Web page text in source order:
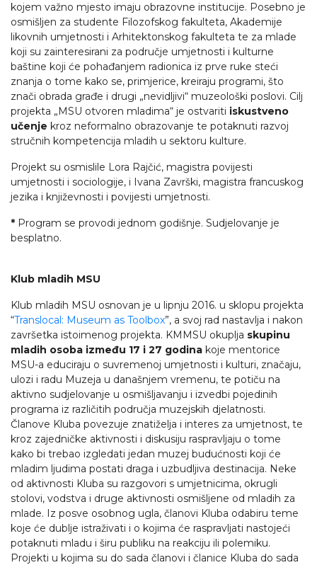
kojem važno mjesto imaju obrazovne institucije. Posebno je
osmišljen za studente Filozofskog fakulteta, Akademije
likovnih umjetnosti i Arhitektonskog fakulteta te za mlade
koji su zainteresirani za područje umjetnosti i kulturne
baštine koji će pohađanjem radionica iz prve ruke steći
znanja o tome kako se, primjerice, kreiraju programi, što
znači obrada građe i drugi „nevidljivi“ muzeološki poslovi. Cilj
projekta „MSU otvoren mladima“ je ostvariti iskustveno
učenje kroz neformalno obrazovanje te potaknuti razvoj
stručnih kompetencija mladih u sektoru kulture.
Projekt su osmislile Lora Rajčić, magistra povijesti
umjetnosti i sociologije, i Ivana Završki, magistra francuskog
jezika i književnosti i povijesti umjetnosti.
* Program se provodi jednom godišnje. Sudjelovanje je
besplatno.
Klub mladih MSU
Klub mladih MSU osnovan je u lipnju 2016. u sklopu projekta
“Translocal: Museum as Toolbox”, a svoj rad nastavlja i nakon
završetka istoimenog projekta. KMMSU okuplja skupinu
mladih osoba između 17 i 27 godina koje mentorice
MSU-a educiraju o suvremenoj umjetnosti i kulturi, značaju,
ulozi i radu Muzeja u današnjem vremenu, te potiču na
aktivno sudjelovanje u osmišljavanju i izvedbi pojedinih
programa iz različitih područja muzejskih djelatnosti.
Članove Kluba povezuje znatiželja i interes za umjetnost, te
kroz zajedničke aktivnosti i diskusiju raspravljaju o tome
kako bi trebao izgledati jedan muzej budućnosti koji će
mladim ljudima postati draga i uzbudljiva destinacija. Neke
od aktivnosti Kluba su razgovori s umjetnicima, okrugli
stolovi, vodstva i druge aktivnosti osmišljene od mladih za
mlade. Iz posve osobnog ugla, članovi Kluba odabiru teme
koje će dublje istraživati i o kojima će raspravljati nastojeći
potaknuti mladu i širu publiku na reakciju ili polemiku.
Projekti u kojima su do sada članovi i članice Kluba do sada